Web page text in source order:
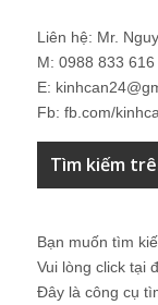
Liên hệ: Mr.
M: 0988 833 616
E:
Fb: fb.com/
Tìm kiếm
Bạn muốn tìm
Vui lòng click tại
Đây là công cụ